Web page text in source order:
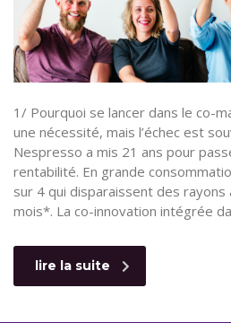
1/ Pourquoi se lancer dans le co-
une nécessité, mais l’échec est
Nespresso a mis 21 ans pour
rentabilité. En grande
sur 4 qui disparaissent des
mois*. La co-innovation intégrée
lire la suite